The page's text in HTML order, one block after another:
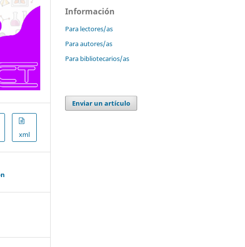
xml
Información
Para lectores/as
Para autores/as
Para bibliotecarios/as
Enviar un artículo